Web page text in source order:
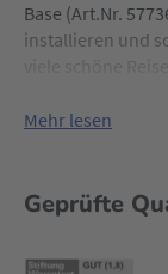
Base (Art.Nr.
installieren und
Der Avan i-Size
unterstützt
Öffnungen an der
bleiben kleine
Mehr lesen
Geprüfte